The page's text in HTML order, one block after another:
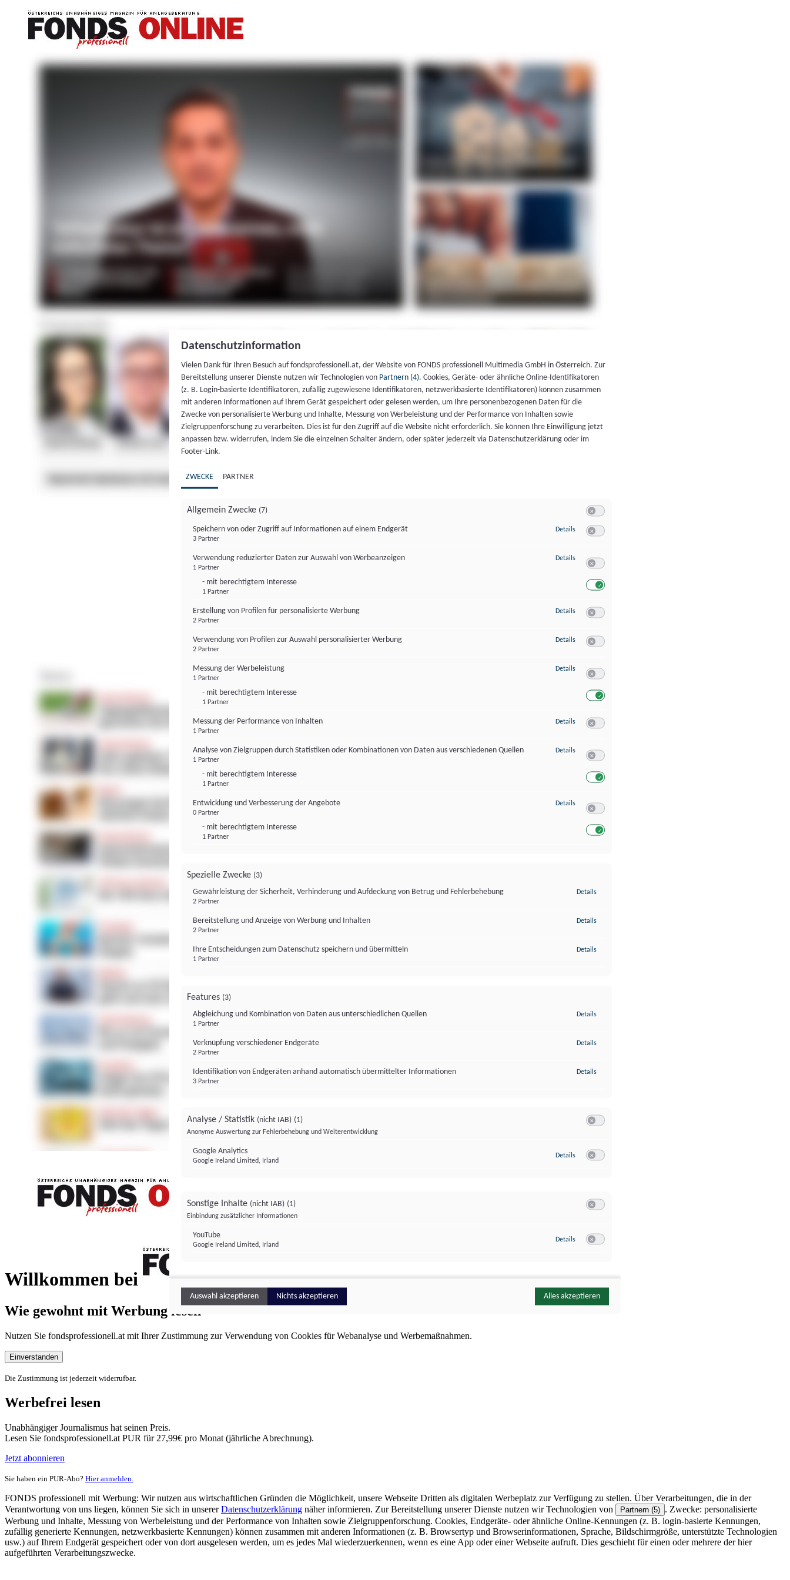
Willkommen bei
FONDS professionell
Wie gewohnt mit Werbung lesen
Nutzen Sie fondsprofessionell.at mit Ihrer Zustimmung zur Verwendung von Cookies für Webanalyse und Werbemaßnahmen.
Einverstanden
Die Zustimmung ist jederzeit widerrufbar.
Werbefrei lesen
Unabhängiger Journalismus hat seinen Preis.
Lesen Sie fondsprofessionell.at PUR für 27,99€ pro Monat (jährliche Abrechnung).
Jetzt abonnieren
Sie haben ein PUR-Abo? Hier anmelden.
FONDS professionell mit Werbung: Wir nutzen aus wirtschaftlichen Gründen die Möglichkeit, unsere Webseite Dritten als digitalen Werbeplatz zur Verfügung zu stellen. Über Verarbeitungen, die in der
Verantwortung von uns liegen, können Sie sich in unsererDatenschutzerklärung näher informieren. Zur Bereitstellung unserer Dienste nutzen wir Technologien von Partnern (5) . Zwecke: personalisierte
Werbung und Inhalte, Messung von Werbeleistung und der Performance von Inhalten sowie Zielgruppenforschung. Cookies, Endgeräte- oder ähnliche Online-Kennungen (z. B. login-basierte Kennungen,
zufällig generierte Kennungen, netzwerkbasierte Kennungen) können zusammen mit anderen Informationen (z. B. Browsertyp und Browserinformationen, Sprache, Bildschirmgröße, unterstützte Technologien
usw.) auf Ihrem Endgerät gespeichert oder von dort ausgelesen werden, um es jedes Mal wiederzuerkennen, wenn es eine App oder einer Webseite aufruft. Dies geschieht für einen oder mehrere der hier
aufgeführten Verarbeitungszwecke.
Datenschutzinformation
Vielen Dank für Ihren Besuch auf fondsprofessionell.at, der Website von FONDS professionell Multimedia GmbH in Österreich. Zur
Bereitstellung unserer Dienste nutzen wir Technologien von Partnern (4). Cookies, Geräte- oder ähnliche Online-Identifikatoren
(z. B. Login-basierte Identifikatoren, zufällig zugewiesene Identifikatoren, netzwerkbasierte Identifikatoren) können zusammen
mit anderen Informationen auf Ihrem Gerät gespeichert oder gelesen werden, um Ihre personenbezogenen Daten für die
Zwecke von personalisierte Werbung und Inhalte, Messung von Werbeleistung und der Performance von Inhalten sowie
Zielgruppenforschung zu verarbeiten. Dies ist für den Zugriff auf die Website nicht erforderlich. Sie können Ihre Einwilligung jetzt
anpassen bzw. widerrufen, indem Sie die einzelnen Schalter ändern, oder später jederzeit via Datenschutzerklärung oder im
Footer-Link.
ZWECKE PARTNER
Allgemein Zwecke (7)
Speichern von oder Zugriff auf Informationen auf einem Endgerät
3 Partner
Details zu Speichern von oder Zugriff auf Informationen auf einem Endgerät
Verwendung reduzierter Daten zur Auswahl von Werbeanzeigen
1 Partner
- mit berechtigtem Interesse
1 Partner
Details zu Verwendung reduzierter Daten zur Auswahl von Werbeanzeigen
Erstellung von Profilen für personalisierte Werbung
2 Partner
Details zu Erstellung von Profilen für personalisierte Werbung
Verwendung von Profilen zur Auswahl personalisierter Werbung
2 Partner
Details zu Verwendung von Profilen zur Auswahl personalisierter Werbung
Messung der Werbeleistung
1 Partner
- mit berechtigtem Interesse
1 Partner
Details zu Messung der Werbeleistung
Messung der Performance von Inhalten
1 Partner
Details zu Messung der Performance von Inhalten
Analyse von Zielgruppen durch Statistiken oder Kombinationen von Daten aus verschiedenen Quellen
1 Partner
- mit berechtigtem Interesse
1 Partner
Details zu Analyse von Zielgruppen durch Statistiken oder Kombinationen von
Entwicklung und Verbesserung der Angebote
0 Partner
- mit berechtigtem Interesse
1 Partner
Details zu Entwicklung und Verbesserung der Angebote
Spezielle Zwecke (3)
Gewährleistung der Sicherheit, Verhinderung und Aufdeckung von Betrug und Fehlerbehebung
2 Partner
Details
Bereitstellung und Anzeige von Werbung und Inhalten
2 Partner
Details
Ihre Entscheidungen zum Datenschutz speichern und übermitteln
1 Partner
Details
Features (3)
Abgleichung und Kombination von Daten aus unterschiedlichen Quellen
1 Partner
Details
Verknüpfung verschiedener Endgeräte
2 Partner
Details
Identifikation von Endgeräten anhand automatisch übermittelter Informationen
3 Partner
Details
Analyse / Statistik (nicht IAB) (1)
Anonyme Auswertung zur Fehlerbehebung und Weiterentwicklung
Google Analytics
Google Ireland Limited, Irland
Details zu Google Analytics
Sonstige Inhalte (nicht IAB) (1)
Einbindung zusätzlicher Informationen
YouTube
Google Ireland Limited, Irland
Details zu YouTube
Auswahl akzeptieren Nichts akzeptieren Alles akzeptieren